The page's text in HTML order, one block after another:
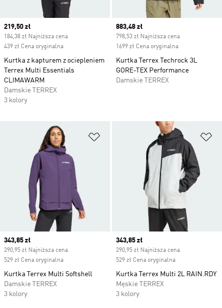
Current price
219,50 zł
184,38 zł Najniższa cena
439 zł Cena oryginalna
Kurtka z kapturem z ociepleniem
Terrex Multi Essentials
CLIMAWARM
Damskie TERREX
3 kolory
Current price
883,48 zł
798,53 zł Najniższa cena
1699 zł Cena oryginalna
Kurtka Terrex Techrock 3L
GORE-TEX Performance
Damskie TERREX
Dodaj do listy życzeń
Current price
343,85 zł
290,95 zł Najniższa cena
529 zł Cena oryginalna
Kurtka Terrex Multi Softshell
Damskie TERREX
3 kolory
Current price
343,85 zł
290,95 zł Najniższa cena
529 zł Cena oryginalna
Kurtka Terrex Multi 2L RAIN.RDY
Męskie TERREX
3 kolory